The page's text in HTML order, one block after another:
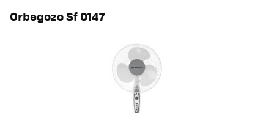
Orbegozo Sf 0147